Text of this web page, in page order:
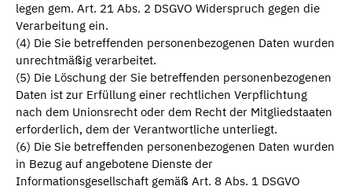
legen gem. Art. 21 Abs. 2 DSGVO Widerspruch gegen die
Verarbeitung ein.
(4) Die Sie betreffenden personenbezogenen Daten wurden
unrechtmäßig verarbeitet.
(5) Die Löschung der Sie betreffenden personenbezogenen
Daten ist zur Erfüllung einer rechtlichen Verpflichtung
nach dem Unionsrecht oder dem Recht der Mitgliedstaaten
erforderlich, dem der Verantwortliche unterliegt.
(6) Die Sie betreffenden personenbezogenen Daten wurden
in Bezug auf angebotene Dienste der
Informationsgesellschaft gemäß Art. 8 Abs. 1 DSGVO